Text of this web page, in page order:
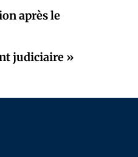
après le
judiciaire »